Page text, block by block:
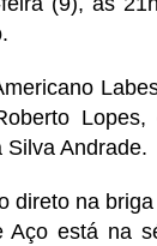
Andrade.
direto na
Aço está na